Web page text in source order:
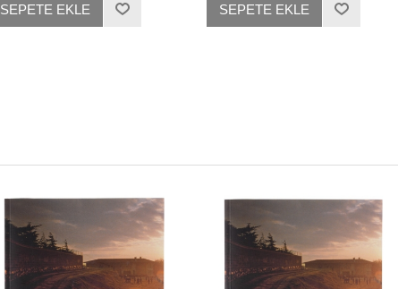
SEPETE EKLE SEPETE EKLE